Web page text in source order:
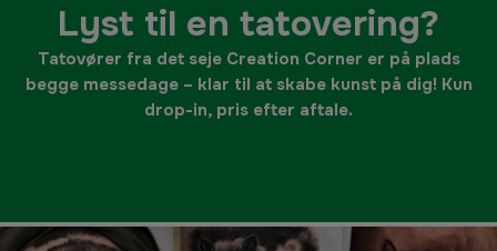
Lyst til en tatovering?
Tatovører fra det seje Creation Corner er på plads
begge messedage – klar til at skabe kunst på dig! Kun
drop-in, pris efter aftale.